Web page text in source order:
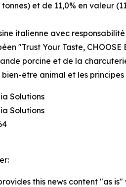
tonnes) et de 11,0% en valeur
italienne avec responsabilité
"Trust Your Taste,
porcine et de la
bien-être animal et les
Solutions
Solutions
this news content "as